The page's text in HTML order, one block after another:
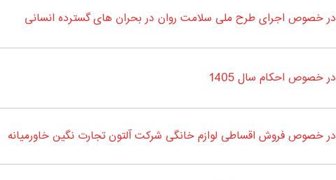
در خصوص اجرای طرح ملی سلامت روان در بحران های گسترده انسانی
در خصوص احکام سال 1405
در خصوص فروش اقساطی لوازم خانگی شرکت آلتون تجارت نگین خاورمیانه